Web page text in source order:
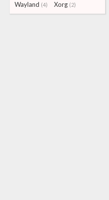
Wayland (4) Xorg (2)